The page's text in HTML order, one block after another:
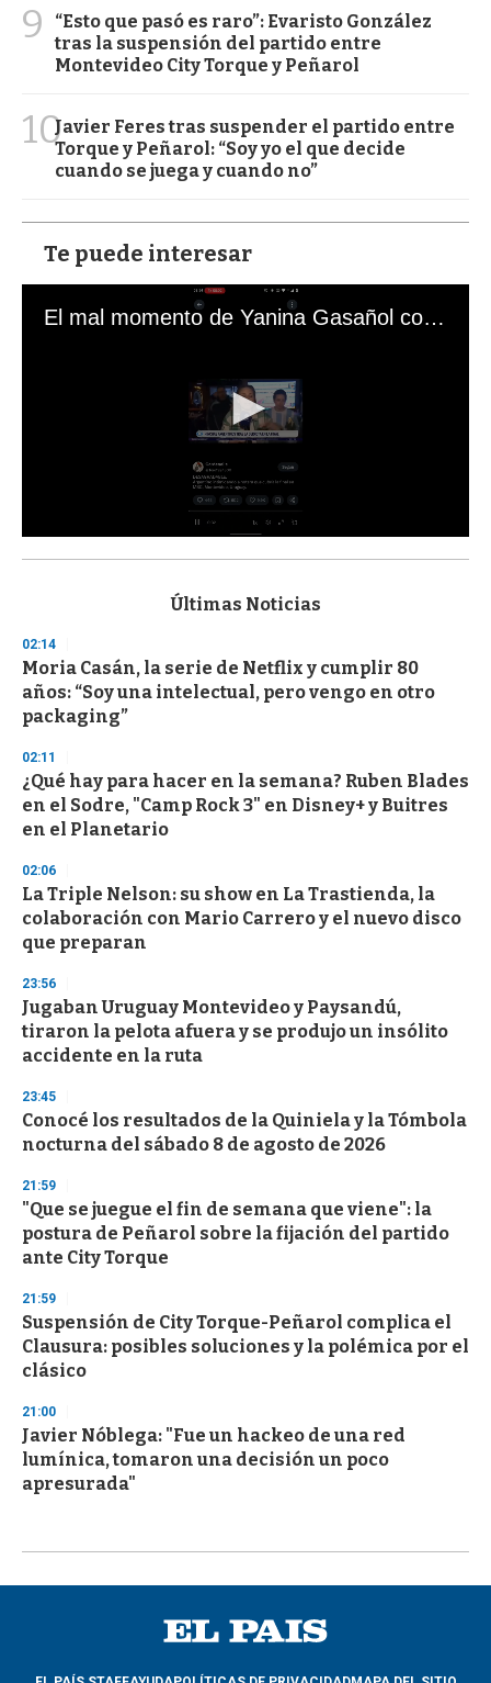
9
“Esto que pasó es raro”: Evaristo González
tras la suspensión del partido entre
Montevideo City Torque y Peñarol
10Javier Feres tras suspender el partido entre
Torque y Peñarol: “Soy yo el que decide
cuando se juega y cuando no”
Te puede interesar
El mal momento de Yanina Gasañol con un hincha argentino en "Subrayado"
s
d
s
o
f
3
s
c
o
n
Últimas Noticias
02:14
Moria Casán, la serie de Netflix y cumplir 80
años: “Soy una intelectual, pero vengo en otro
packaging”
02:11
¿Qué hay para hacer en la semana? Ruben Blades
en el Sodre, "Camp Rock 3" en Disney+ y Buitres
en el Planetario
02:06
La Triple Nelson: su show en La Trastienda, la
colaboración con Mario Carrero y el nuevo disco
que preparan
23:56
Jugaban Uruguay Montevideo y Paysandú,
tiraron la pelota afuera y se produjo un insólito
accidente en la ruta
23:45
Conocé los resultados de la Quiniela y la Tómbola
nocturna del sábado 8 de agosto de 2026
21:59
"Que se juegue el fin de semana que viene": la
postura de Peñarol sobre la fijación del partido
ante City Torque
21:59
Suspensión de City Torque-Peñarol complica el
Clausura: posibles soluciones y la polémica por el
clásico
21:00
Javier Nóblega: "Fue un hackeo de una red
lumínica, tomaron una decisión un poco
apresurada"